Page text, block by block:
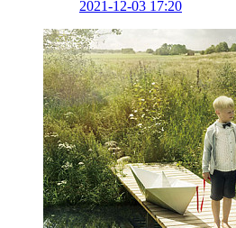
2021-12-03 17:20